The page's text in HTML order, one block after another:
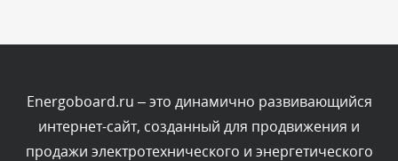
Комментарий проверяется
Текст комментария будет виден после проверки
Energoboard.ru – это динамично развивающийся
интернет-сайт, созданный для продвижения и
продажи электротехнического и энергетического